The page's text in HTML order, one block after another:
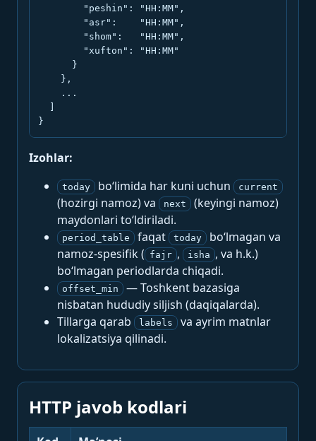
        "peshin": "HH:MM",
        "asr":    "HH:MM",
        "shom":   "HH:MM",
        "xufton": "HH:MM"
      }
    },
    ...
}
Izohlar:
today bo‘limida har kuni uchun current
(hozirgi namoz) va next
(keyingi namoz)
maydonlari to‘ldiriladi.
period_table faqat today
bo‘lmagan va
namoz-spesifik ( fajr , isha , va h.k.)
bo‘lmagan periodlarda chiqadi.
offset_min
— Toshkent bazasiga
nisbatan hududiy siljish (daqiqalarda).
Tillarga qarab
labels
va ayrim matnlar
lokalizatsiya qilinadi.
HTTP javob kodlari